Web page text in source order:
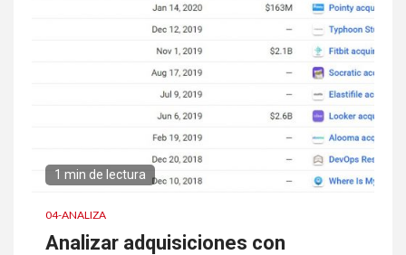
1 min de lectura
04-ANALIZA
Analizar adquisiciones con